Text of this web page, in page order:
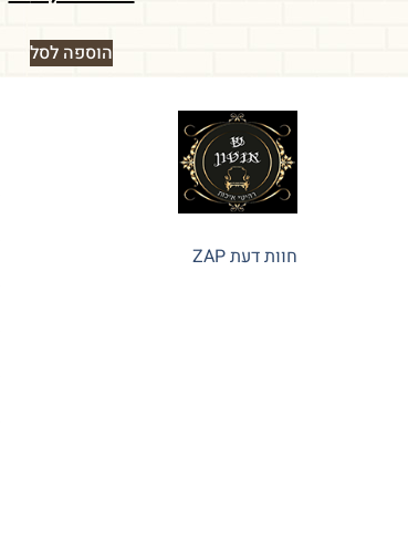
הוספה לסל
חוות דעת ZAP